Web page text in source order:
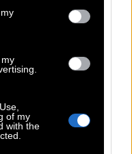
of my
with the